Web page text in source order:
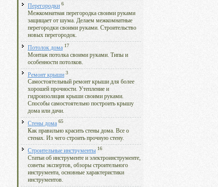
Перегородки 6
Межкомнатная перегородка своими руками
защищает от шума. Делаем межкомнатные
перегородки своими руками. Строительство
новых перегородок.
Потолок дома 17
Монтаж потолка своими руками. Типы и
особенности потолков.
Ремонт крыши 3
Самостоятельный ремонт крыши для более
хорошей прочности. Утепление и
гидроизоляция крыши своими руками.
Способы самостоятельно построить крышу
дома или дачи.
Стены дома 65
Как правильно красить стены дома. Все о
стенах. Из чего строить прочную стену.
Строительные инструменты 16
Статьи об инструменте и электроинструменте,
советы экспертов, обзоры строительного
инструмента, основные характеристики
инструментов.